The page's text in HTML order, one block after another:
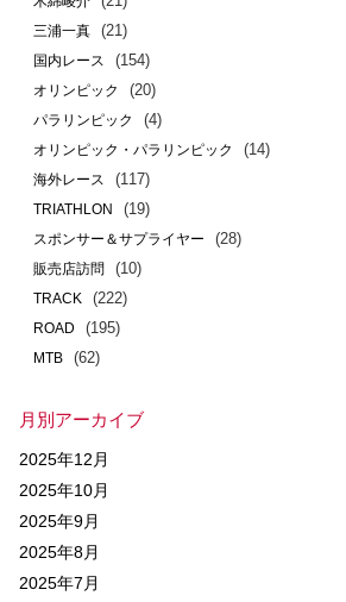
三浦一真 (21)
国内レース (154)
オリンピック (20)
パラリンピック (4)
オリンピック・パラリンピック (14)
海外レース (117)
TRIATHLON (19)
スポンサー＆サプライヤー (28)
販売店訪問 (10)
TRACK (222)
ROAD (195)
MTB (62)
月別アーカイブ
2025年12月
2025年10月
2025年9月
2025年8月
2025年7月